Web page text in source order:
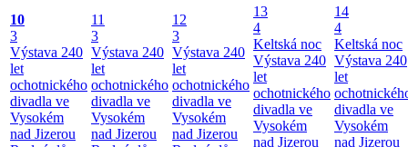
10
3
Výstava 240
let
ochotnického
divadla ve
Vysokém
nad Jizerou
11
3
Výstava 240
let
ochotnického
divadla ve
Vysokém
nad Jizerou
12
3
Výstava 240
let
ochotnického
divadla ve
Vysokém
nad Jizerou
13
4
Keltská noc
Výstava 240
let
ochotnického
divadla ve
Vysokém
nad Jizerou
14
4
Keltská noc
Výstava 240
let
divadla ve
Vysokém
nad Jizerou